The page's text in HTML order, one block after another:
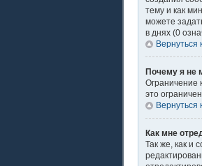
тему и как
можете
в днях (0
Вернуться
Почему я не
Ограничение
это
Вернуться
Как мне
Так же, как и